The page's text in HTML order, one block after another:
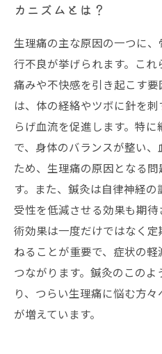
カニズムとは？
生理痛の主な原因の一つに
行不良が挙げられます。これ
痛みや不快感を引き起こす
は、体の経絡やツボに針を
らげ血流を促進します。特
で、身体のバランスが整い
ため、生理痛の原因となる
す。また、鍼灸は自律神経
受性を低減させる効果も期
術効果は一度だけではなく
ねることが重要で、症状の
つながります。鍼灸のこの
り、つらい生理痛に悩む方
が増えています。